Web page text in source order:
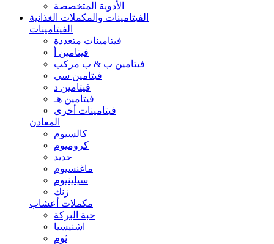
الأدوية المتخصصة
الفيتامينات والمكملات الغذائية
الفيتامينات
فيتامينات متعددة
فيتامين أ
فيتامين ب & ب مركب
فيتامين سي
فيتامين د
فيتامين هـ
فيتامينات أخرى
المعادن
كالسيوم
كروميوم
حديد
ماغنسيوم
سيلينيوم
زنك
مكملات أعشاب
حبة البركة
اشنيسيا
ثوم